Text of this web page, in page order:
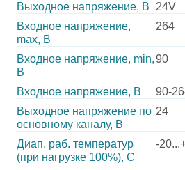
Выходное напряжение, В
24V
Входное напряжение,
max, В
264
Входное напряжение, min,
В
90
Входное напряжение, В
90-
Выходное напряжение по
основному каналу, В
24
Диап. раб. температур
(при нагрузке 100%), C
-